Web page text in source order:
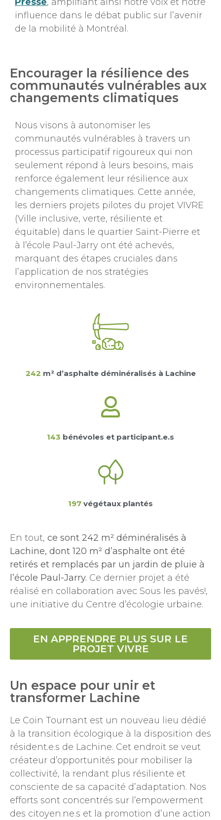
influence dans le débat public sur l’avenir
de la mobilité à Montréal.
Encourager la résilience des
communautés vulnérables aux
changements climatiques
Nous visons à autonomiser les
communautés vulnérables à travers un
processus participatif rigoureux qui non
seulement répond à leurs besoins, mais
renforce également leur résilience aux
changements climatiques. Cette année,
les derniers projets pilotes du projet VIVRE
(Ville inclusive, verte, résiliente et
équitable) dans le quartier Saint-Pierre et
à l’école Paul-Jarry ont été achevés,
marquant des étapes cruciales dans
l’application de nos stratégies
environnementales.
242 m² d’asphalte déminéralisés à Lachine
143 bénévoles et participant.e.s
197 végétaux plantés
En tout, ce sont 242 m² déminéralisés à
Lachine, dont 120 m² d’asphalte ont été
retirés et remplacés par un jardin de pluie à
l’école Paul-Jarry. Ce dernier projet a été
réalisé en collaboration avec Sous les pavés!,
une initiative du Centre d’écologie urbaine.
EN APPRENDRE PLUS SUR LE
PROJET VIVRE
Un espace pour unir et
transformer Lachine
Le Coin Tournant est un nouveau lieu dédié
à la transition écologique à la disposition des
résident.e.s de Lachine. Cet endroit se veut
créateur d’opportunités pour mobiliser la
collectivité, la rendant plus résiliente et
consciente de sa capacité d’adaptation. Nos
efforts sont concentrés sur l’empowerment
des citoyen.ne.s et la promotion d’une action